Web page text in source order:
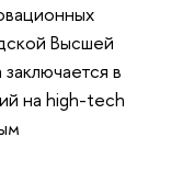
Высшей
в
на high-tech